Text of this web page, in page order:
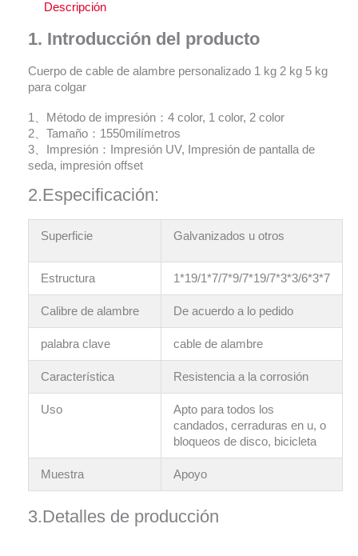
Descripción
1. Introducción del producto
Cuerpo de cable de alambre personalizado 1 kg 2 kg 5 kg
para colgar
1、Método de impresión：4 color, 1 color, 2 color
2、Tamaño：1550milímetros
3、Impresión：Impresión UV, Impresión de pantalla de
seda, impresión offset
2.Especificación:
Superficie Galvanizados u otros
Estructura 1*19/1*7/7*9/7*19/7*3*3/6*3*7
Calibre de alambre De acuerdo a lo pedido
palabra clave cable de alambre
Característica Resistencia a la corrosión
Uso
Apto para todos los
candados, cerraduras en u, o
bloqueos de disco, bicicleta
Muestra Apoyo
3.Detalles de producción